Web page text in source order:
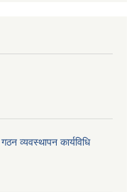
व्यवस्थापन कार्यविधि